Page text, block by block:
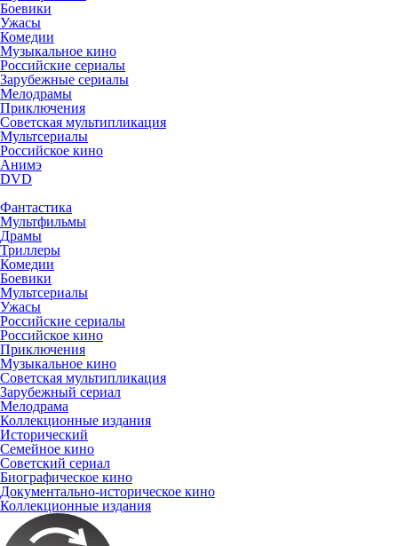
Боевики
Ужасы
Комедии
Музыкальное кино
Российские сериалы
Зарубежные сериалы
Мелодрамы
Приключения
Советская мультипликация
Мультсериалы
Российское кино
Анимэ
DVD
Фантастика
Мультфильмы
Драмы
Триллеры
Комедии
Боевики
Мультсериалы
Ужасы
Российские сериалы
Российское кино
Приключения
Музыкальное кино
Советская мультипликация
Зарубежный сериал
Мелодрама
Коллекционные издания
Исторический
Семейное кино
Советский сериал
Биографическое кино
Документально-историческое кино
Коллекционные издания